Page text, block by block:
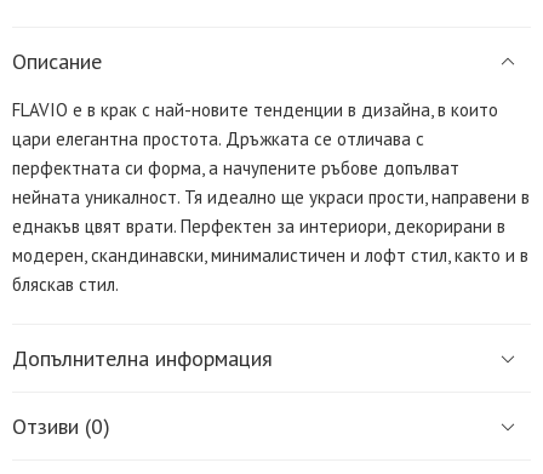
Описание
FLAVIO е в крак с най-новите тенденции в дизайна, в които
цари елегантна простота. Дръжката се отличава с
перфектната си форма, а начупените ръбове допълват
нейната уникалност. Тя идеално ще украси прости, направени в
еднакъв цвят врати. Перфектен за интериори, декорирани в
модерен, скандинавски, минималистичен и лофт стил, както и в
бляскав стил.
Допълнителна информация
Отзиви (0)